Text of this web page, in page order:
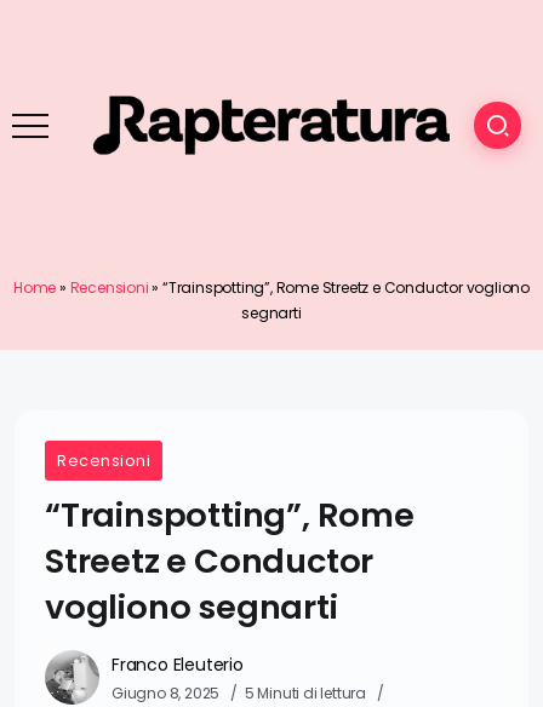
Home» Recensioni» “Trainspotting”, Rome Streetz e Conductor vogliono
segnarti
Recensioni
“Trainspotting”, Rome
Streetz e Conductor
vogliono segnarti
Franco Eleuterio
Giugno 8, 2025
5 Minuti di lettura